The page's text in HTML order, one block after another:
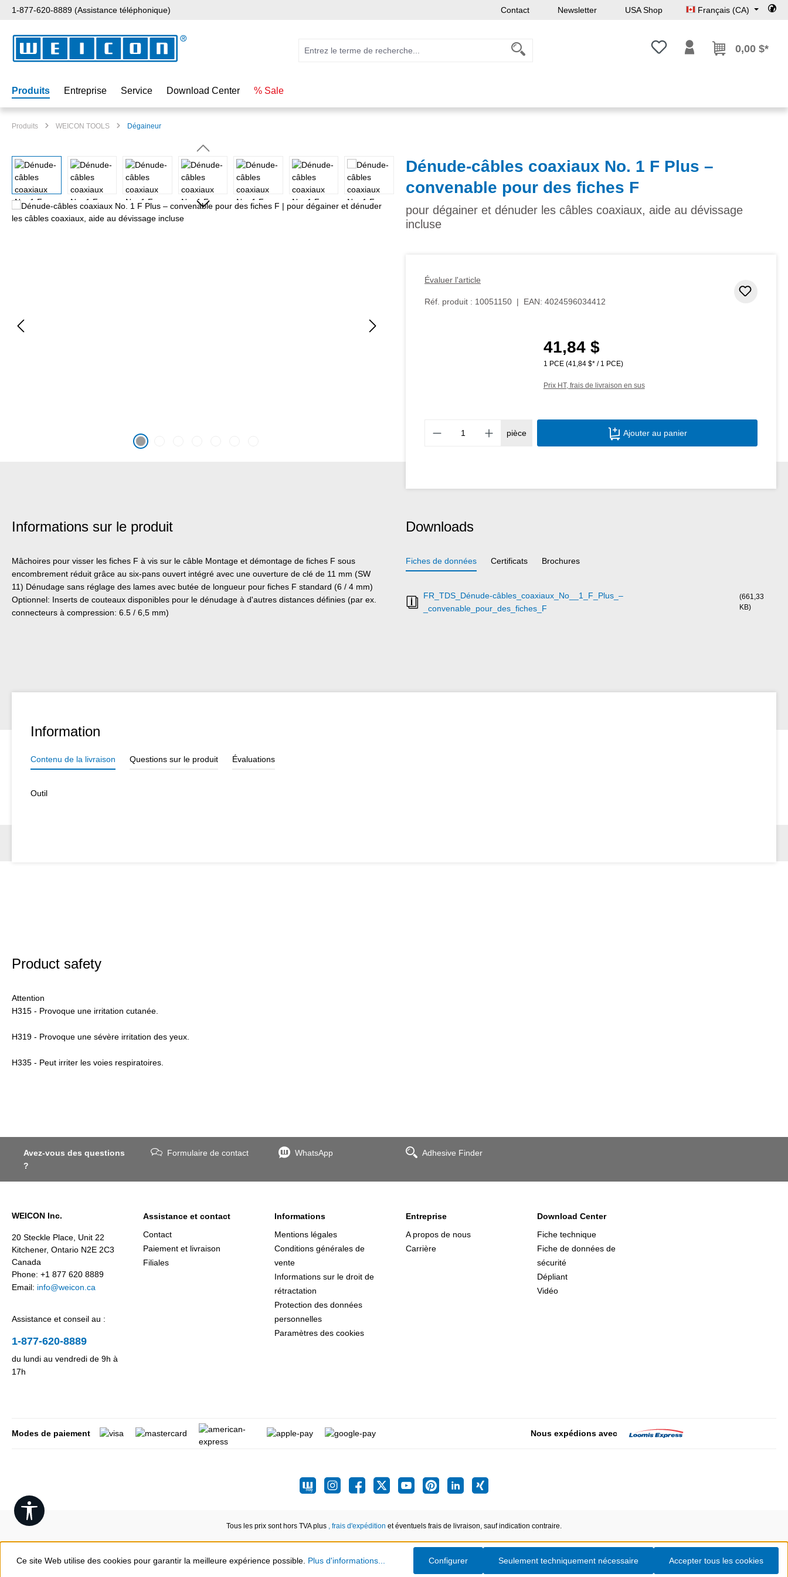
au contenu principal
Passer à la recherche
Passer à la navigation principale
1-877-620-8889 (Assistance téléphonique) Contact Newsletter USA Shop Français (CA)
Vous avez 0 articles dans votre
0,00 $*
Produits Entreprise Service Download Center % Sale
Produits WEICON TOOLS Dégaineur
Ignorer la galerie d'images
Dénude-câbles coaxiaux No. 1 F Plus –
convenable pour des fiches F
pour dégainer et dénuder les câbles coaxiaux, aide au dévissage
incluse
Évaluer l'article
Réf. produit : 10051150 | EAN: 4024596034412
Prix régulier :
41,84 $
1 PCE (41,84 $* / 1 PCE)
Prix HT, frais de livraison en sus
Quantité de produit : Entrez la quantité
pièce Ajouter au panier
Informations sur le produit
Mâchoires pour visser les fiches F à vis sur le câble Montage et démontage de fiches F sous
encombrement réduit grâce au six-pans ouvert intégré avec une ouverture de clé de 11 mm (SW
11) Dénudage sans réglage des lames avec butée de longueur pour fiches F standard (6 / 4 mm)
Optionnel: Inserts de couteaux disponibles pour le dénudage à d'autres distances définies (par ex.
connecteurs à compression: 6.5 / 6,5 mm)
Downloads
Fiches de données Certificats Brochures
FR_TDS_Dénude-câbles_coaxiaux_No__1_F_Plus_–
_convenable_pour_des_fiches_F
(661,33
KB)
Information
Contenu de la livraison Questions sur le produit Évaluations
Outil
Product safety
Attention
H315 - Provoque une irritation cutanée.
H319 - Provoque une sévère irritation des yeux.
H335 - Peut irriter les voies respiratoires.
Avez-vous des questions
?
Formulaire de contact WhatsApp Adhesive Finder
WEICON Inc.
20 Steckle Place, Unit 22
Kitchener, Ontario N2E 2C3
Canada
Phone: +1 877 620 8889
Email: info@weicon.ca
Assistance et conseil au :
1-877-620-8889
du lundi au vendredi de 9h à
17h
Assistance et contact
Contact
Paiement et livraison
Filiales
Informations
Mentions légales
Conditions générales de
vente
Informations sur le droit de
rétractation
Protection des données
personnelles
Paramètres des cookies
Entreprise
A propos de nous
Carrière
Download Center
Fiche technique
Fiche de données de
sécurité
Dépliant
Vidéo
Modes de paiement Nous expédions avec
Tous les prix sont hors TVA plus , frais d'expédition et éventuels frais de livraison, sauf indication contraire.
Show toolbar
Ce site Web utilise des cookies pour garantir la meilleure expérience possible. Plus d'informations... Seulement techniquement nécessaire
Configurer Accepter tous les cookies